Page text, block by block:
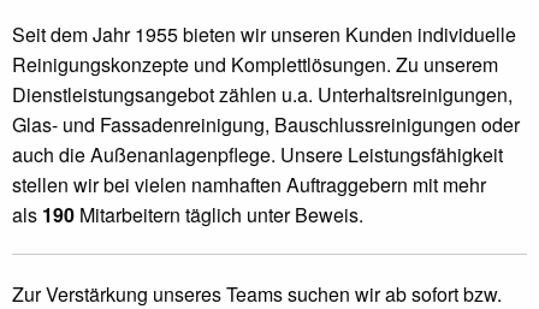
Seit dem Jahr 1955 bieten wir unseren Kunden individuelle
Reinigungskonzepte und Komplettlösungen. Zu unserem
Dienstleistungsangebot zählen u.a. Unterhaltsreinigungen,
Glas- und Fassadenreinigung, Bauschlussreinigungen oder
auch die Außenanlagenpflege. Unsere Leistungsfähigkeit
stellen wir bei vielen namhaften Auftraggebern mit mehr
als 190 Mitarbeitern täglich unter Beweis.
Zur Verstärkung unseres Teams suchen wir ab sofort bzw.